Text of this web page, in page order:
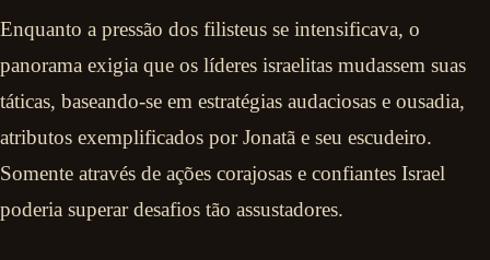
Enquanto a pressão dos filisteus se intensificava, o
panorama exigia que os líderes israelitas mudassem suas
táticas, baseando-se em estratégias audaciosas e ousadia,
atributos exemplificados por Jonatã e seu escudeiro.
Somente através de ações corajosas e confiantes Israel
poderia superar desafios tão assustadores.